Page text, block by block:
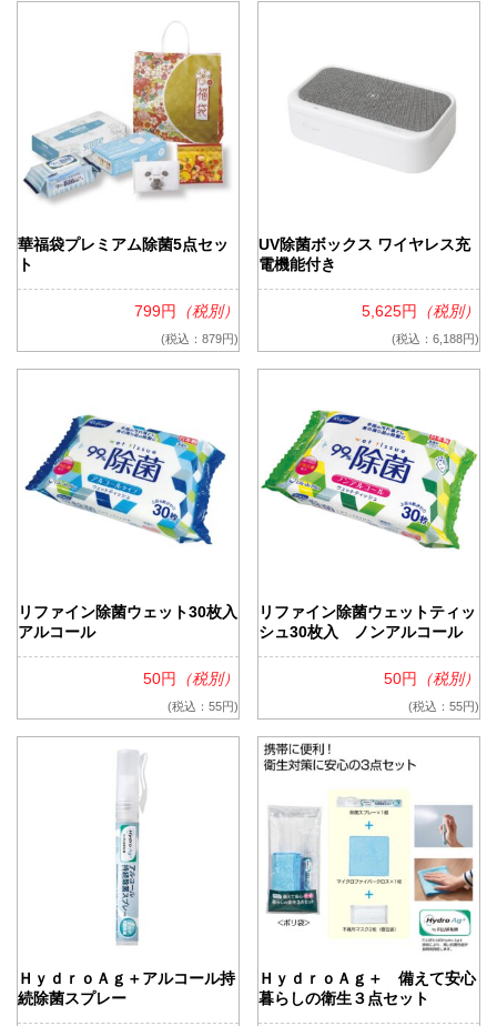
華福袋プレミアム除菌5点セッ
ト
799円 （税別）
(税込：879円)
UV除菌ボックス ワイヤレス充
電機能付き
5,625円 （税別）
(税込：6,188円)
リファイン除菌ウェット30枚入
アルコール
50円 （税別）
(税込：55円)
リファイン除菌ウェットティッ
シュ30枚入 ノンアルコール
50円 （税別）
(税込：55円)
ＨｙｄｒｏＡｇ＋アルコール持
続除菌スプレー
ＨｙｄｒｏＡｇ＋ 備えて安心
暮らしの衛生３点セット